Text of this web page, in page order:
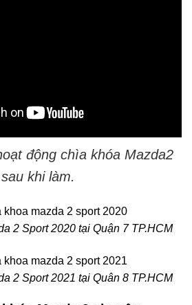
động chìa khóa Mazda2
sau khi làm.
2 Sport 2020 tại Quận 7 TP.HCM
2 Sport 2021 tại Quân 8 TP.HCM